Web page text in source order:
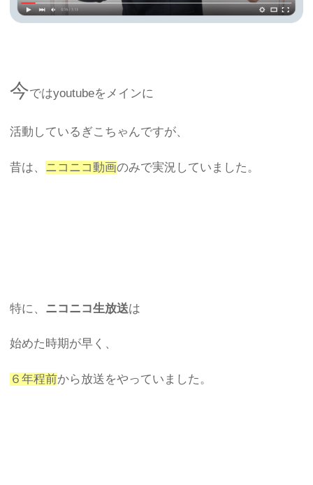
今ではyoutubeをメインに
活動しているぎこちゃんですが、
昔は、 ニコニコ動画のみで実況していました。
特に、 ニコニコ生放送は
始めた時期が早く、
６年程前から放送をやっていました。